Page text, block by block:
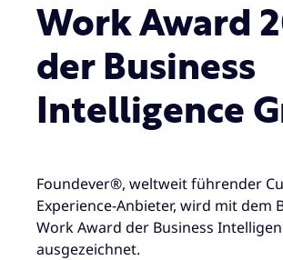
Work Award
der Business
Intelligence
Foundever®, weltweit führender
Experience-Anbieter, wird mit dem
Work Award der Business
ausgezeichnet.